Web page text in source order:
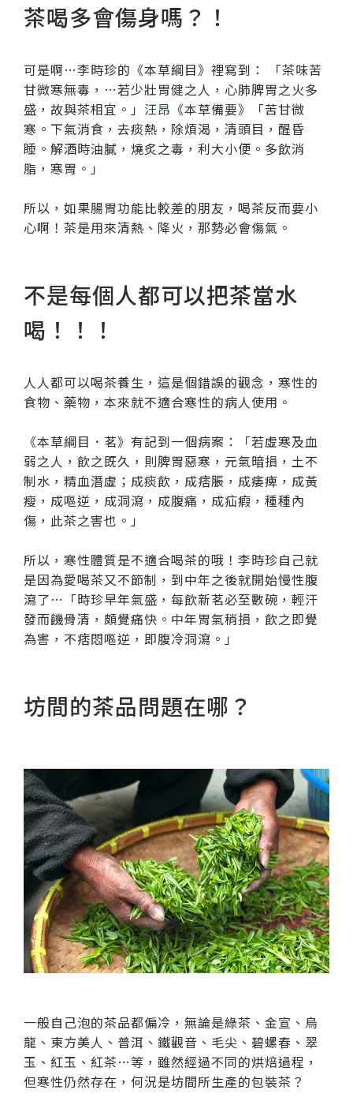
茶喝多會傷身嗎？！
可是啊…李時珍的《本草綱目》裡寫到： 「茶味苦
甘微寒無毒，…若少壯胃健之人，心肺脾胃之火多
盛，故與茶相宜。」 汪昂 《本草備要》「苦甘微
寒。下氣消食，去痰熱，除煩渴，清頭目，醒昏
睡。解酒時油膩，燒炙之毒，利大小便。多飲消
脂，寒胃。」
所以，如果腸胃功能比較差的朋友，喝茶反而要小
心啊！茶是用來清熱、降火，那勢必會傷氣。
不是每個人都可以把茶當水
喝！！！
人人都可以喝茶養生，這是個錯誤的觀念，寒性的
食物、藥物，本來就不適合寒性的病人使用。
《本草綱目．茗》有記到一個病案：「若虛寒及血
弱之人，飲之既久，則脾胃惡寒，元氣暗損，土不
制水，精血潛虛；成痰飲，成痞脹，成痿痺，成黃
瘦，成嘔逆，成洞瀉，成腹痛，成疝瘕，種種內
傷，此茶之害也。」
所以，寒性體質是不適合喝茶的哦！李時珍自己就
是因為愛喝茶又不節制，到中年之後就開始慢性腹
瀉了…「時珍早年氣盛，每飲新茗必至數碗，輕汗
發而饑骨清，頗覺痛快。中年胃氣稍損，飲之即覺
為害，不痞悶嘔逆，即腹冷洞瀉。」
坊間的茶品問題在哪？
一般自己泡的茶品都偏冷，無論是綠茶、金宣、烏
龍、東方美人、普洱、鐵觀音、毛尖、碧螺春、翠
玉、紅玉、紅茶…等，雖然經過不同的烘焙過程，
但寒性仍然存在，何況是坊間所生產的包裝茶？